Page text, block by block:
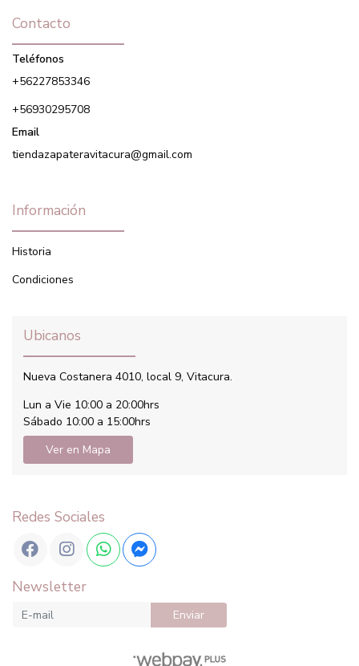
Contacto
Teléfonos
+56227853346
+56930295708
Email
tiendazapateravitacura@gmail.com
Información
Historia
Condiciones
Ubicanos
Nueva Costanera 4010, local 9, Vitacura.
Lun a Vie 10:00 a 20:00hrs
Sábado 10:00 a 15:00hrs
Ver en Mapa
Redes Sociales
Newsletter
Enviar